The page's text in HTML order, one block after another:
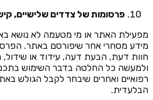
פרסומות של צדדים שלישיים,
מפעילת האתר או מי מטעמה לא נושא
מידע מסחרי אחר שיפורסם באתר.
חוות דעת, הבעת דעה, עידוד או
ולמעשה כל החלטה בדבר השימוש
רפואיים ואחרים שיבחר לקבל הגולש
הבלעדית.